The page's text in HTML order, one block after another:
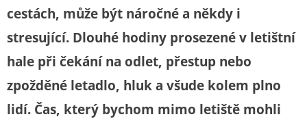
cestách, může být náročné a někdy i
stresující. Dlouhé hodiny prosezené v letištní
hale při čekání na odlet, přestup nebo
zpožděné letadlo, hluk a všude kolem plno
lidí. Čas, který bychom mimo letiště mohli